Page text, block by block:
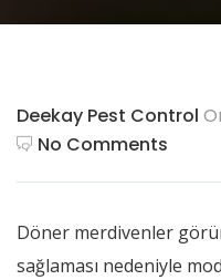
Deekay Pest Control
No Comments
Döner merdivenler
sağlaması nedeniyle